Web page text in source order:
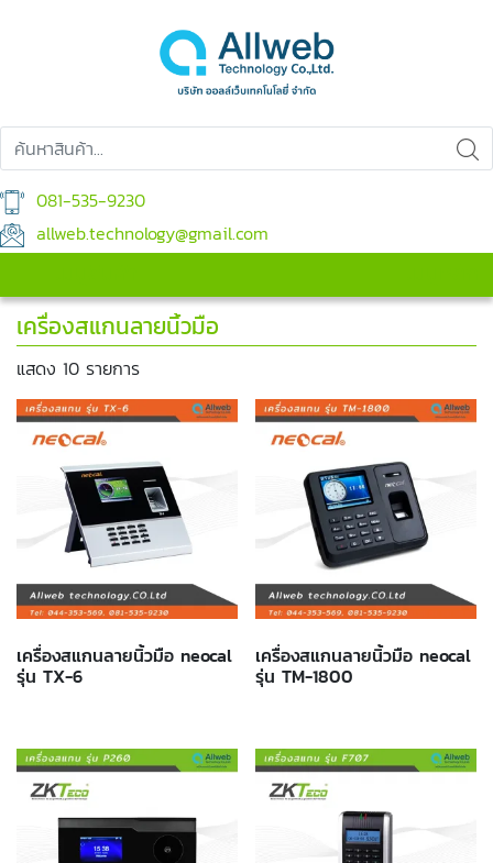
081-535-9230
allweb.technology@gmail.com
เครื่องสแกนลายนิ้วมือ
แสดง 10 รายการ
เครื่องสแกนลายนิ้วมือ neocal
รุ่น TX-6
เครื่องสแกนลายนิ้วมือ neocal
รุ่น TM-1800